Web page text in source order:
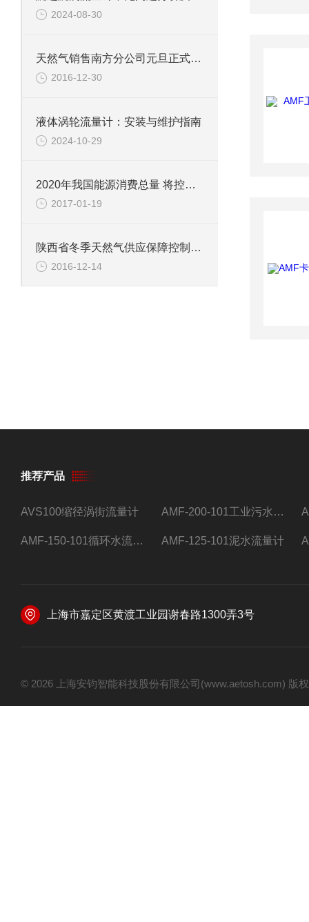
2024-08-30
天然气销售南方分公司元旦正式挂牌运行
2016-12-30
液体涡轮流量计：安装与维护指南
2024-10-29
2020年我国能源消费总量 将控制在50亿吨标准煤以内
2017-01-19
陕西省冬季天然气供应保障控制性工程竣工
2016-12-14
推荐产品
AVS100缩径涡街流量计 AMF-200-101工业污水流量计
AMF-150-101循环水流量计,电磁流量计 AMF-125-101泥水流量计
上海市嘉定区黄渡工业园谢春路1300弄3号
© 2026 上海安钧智能科技股份有限公司(www.aetosh.com)